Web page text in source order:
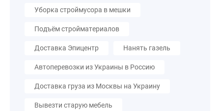
Уборка строймусора в мешки
Подъём стройматериалов
Доставка Эпицентр Нанять газель
Автоперевозки из Украины в Россию
Доставка груза из Москвы на Украину
Вывезти старую мебель